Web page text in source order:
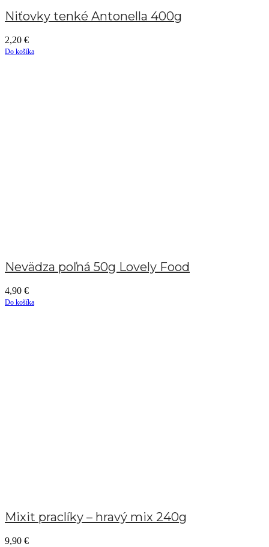
Niťovky tenké Antonella 400g
2,20 €
Do košíka
Nevädza poľná 50g Lovely Food
4,90 €
Do košíka
Mixit praclíky – hravý mix 240g
9,90 €